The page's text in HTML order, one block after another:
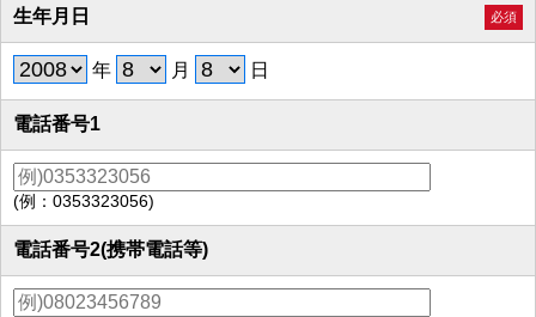
生年月日 必須
年 月 日
電話番号1
(例：0353323056)
電話番号2(携帯電話等)